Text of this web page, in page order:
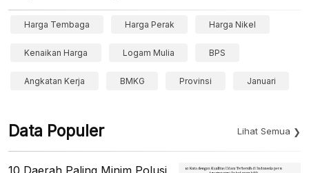
Harga Tembaga Harga Perak Harga Nikel
Kenaikan Harga Logam Mulia BPS
Angkatan Kerja BMKG Provinsi Januari
Data Populer Lihat Semua
10 Daerah Paling Minim Polusi